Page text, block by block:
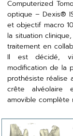
Computerized
optique – Dexis®
et objectif macro
la situation
traitement en
Il est décidé,
modification de la
prothésiste réalise
crête alvéolaire
amovible complète